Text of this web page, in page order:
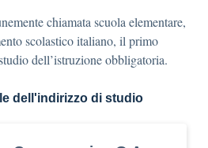
chiamata scuola elementare,
scolastico italiano, il primo
dell’istruzione obbligatoria.
dell'indirizzo di studio